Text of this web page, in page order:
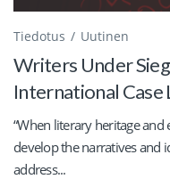
Tiedotus Uutinen
Writers Under
International Case
“When literary heritage
develop the narratives and
address...